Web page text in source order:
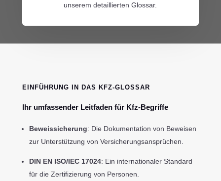
unserem detaillierten Glossar.
EINFÜHRUNG IN DAS KFZ-GLOSSAR
Ihr umfassender Leitfaden für Kfz-Begriffe
Beweissicherung: Die Dokumentation von Beweisen
zur Unterstützung von Versicherungsansprüchen.
DIN EN ISO/IEC 17024: Ein internationaler Standard
für die Zertifizierung von Personen.